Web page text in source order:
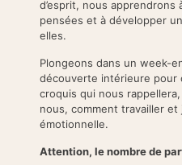
d’esprit, nous apprendrons
pensées et à développer
elles.
Plongeons dans un week-
découverte intérieure pour
croquis qui nous
nous, comment travailler
émotionnelle.
Attention, le nombre de